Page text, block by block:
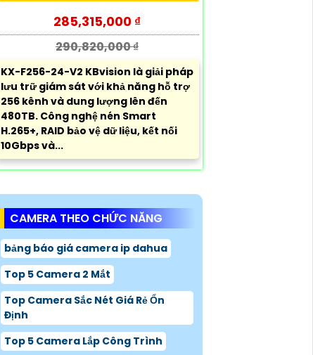
285,315,000 ₫
290,820,000 ₫
KX-F256-24-V2 KBvision là giải pháp
lưu trữ giám sát với khả năng hỗ trợ
256 kênh và dung lượng lên đến
480TB. Công nghệ nén Smart
H.265+, RAID bảo vệ dữ liệu, kết nối
10Gbps và...
CAMERA THEO CHỨC NĂNG
bảng báo giá camera ip dahua
Top 5 Camera 2 Mắt
Top Camera Sắc Nét Giá Rẻ Ổn
Định
Top 5 Camera Lắp Công Trình